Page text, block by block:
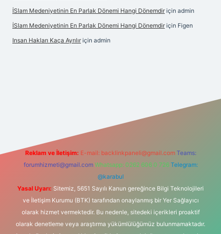
İSlam Medeniyetinin En Parlak Dönemi Hangi Dönemdir için admin
İSlam Medeniyetinin En Parlak Dönemi Hangi Dönemdir için Figen
Insan Hakları Kaça Ayrılır için admin
Reklam ve İletişim: E-mail: backlinkpaneli@gmail.com Teams:
forumhizmeti@gmail.com Whatsapp: 0262 606 0 726 Telegram:
@karabul
Yasal Uyarı: Sitemiz, 5651 Sayılı Kanun gereğince Bilgi Teknolojileri
ve İletişim Kurumu (BTK) tarafından onaylanmış bir Yer Sağlayıcı
olarak hizmet vermektedir. Bu nedenle, sitedeki içerikleri proaktif
olarak denetleme veya araştırma yükümlülüğümüz bulunmamaktadır.